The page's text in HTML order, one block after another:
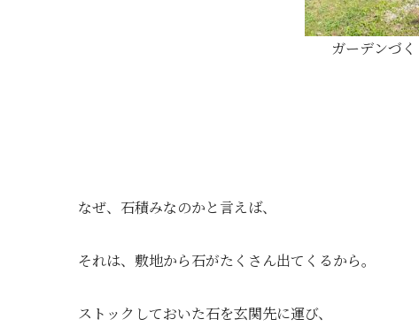
ガーデンづ
なぜ、石積みなのかと言えば、
それは、敷地から石がたくさん出てくるから。
ストックしておいた石を玄関先に運び、